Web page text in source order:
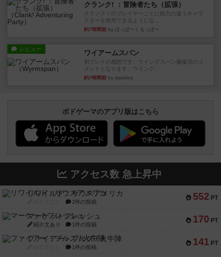
クランク! ：冒険者たち（拡張）
クランク！のプレイヤーごとに能力の違うキャラ
クターを使用できるようにな...
約7時間前 by ぽっぽーくるっぽー
レビュー ワイアームスパン
初プレイの感想です。ウイングスパン履修済のコ
メントとなります。ウイング...
約7時間前 by daisdice
ボドゲーマのアプリ版はこちら
アクセス数 急上昇中
552 PT
リワイルド：サウスアメリカ
2件の投稿
170 PT
マーケットフレッシュ
紹介文あり 1件の投稿
141 PT
ファイアー・ブルズ / 火牛陣
1件の投稿